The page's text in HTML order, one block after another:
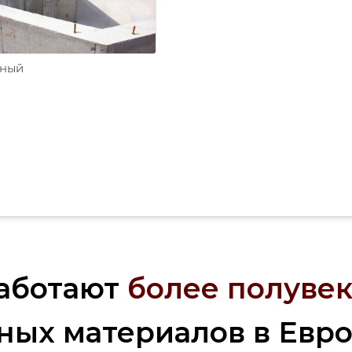
более
материалов в